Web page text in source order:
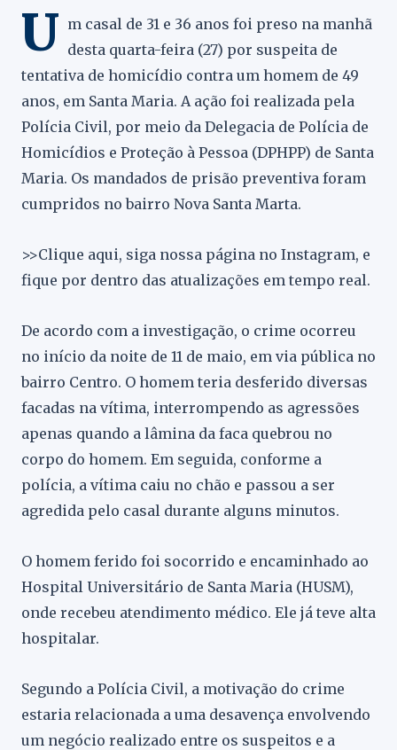
U m casal de 31 e 36 anos foi preso na manhã
desta quarta-feira (27) por suspeita de
tentativa de homicídio contra um homem de 49
anos, em Santa Maria. A ação foi realizada pela
Polícia Civil, por meio da Delegacia de Polícia de
Homicídios e Proteção à Pessoa (DPHPP) de Santa
Maria. Os mandados de prisão preventiva foram
cumpridos no bairro Nova Santa Marta.
>>Clique aqui, siga nossa página no Instagram, e
fique por dentro das atualizações em tempo real.
De acordo com a investigação, o crime ocorreu
no início da noite de 11 de maio, em via pública no
bairro Centro. O homem teria desferido diversas
facadas na vítima, interrompendo as agressões
apenas quando a lâmina da faca quebrou no
corpo do homem. Em seguida, conforme a
polícia, a vítima caiu no chão e passou a ser
agredida pelo casal durante alguns minutos.
O homem ferido foi socorrido e encaminhado ao
Hospital Universitário de Santa Maria (HUSM),
onde recebeu atendimento médico. Ele já teve alta
hospitalar.
Segundo a Polícia Civil, a motivação do crime
estaria relacionada a uma desavença envolvendo
um negócio realizado entre os suspeitos e a